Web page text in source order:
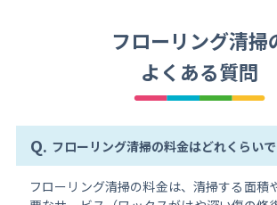
フローリング清掃
よくある質問
Q. フローリング清掃の料金はどれくらい
フローリング清掃の料金は、清掃する面積